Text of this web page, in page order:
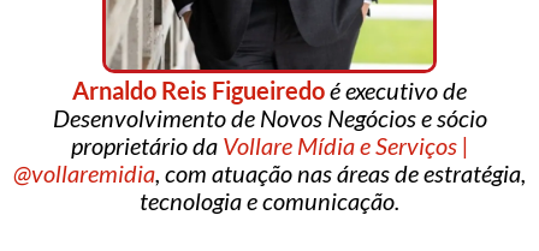
Arnaldo Reis Figueiredoé executivo de
Desenvolvimento de Novos Negócios e sócio
proprietário da Vollare Mídia e Serviços |
@vollaremidia, com atuação nas áreas de estratégia,
tecnologia e comunicação.